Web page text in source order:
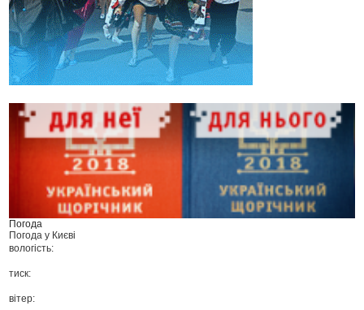
Погода
Погода у Києві
вологість:
тиск:
вітер: